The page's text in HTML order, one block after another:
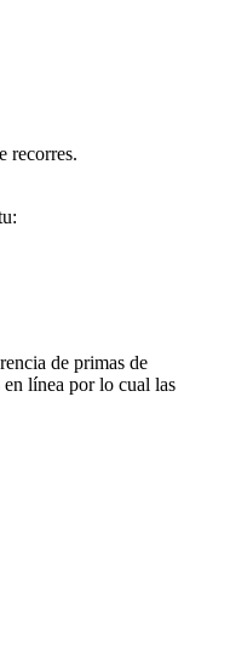
recorres.
de primas de
línea por lo cual las